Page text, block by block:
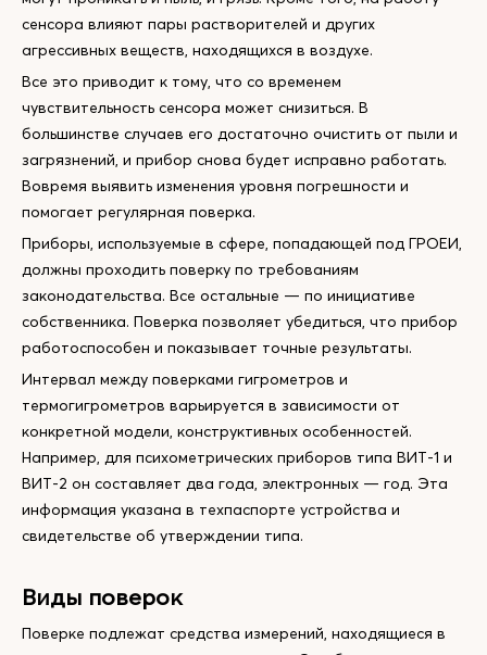
сенсора влияют пары растворителей и других
агрессивных веществ, находящихся в воздухе.
Все это приводит к тому, что со временем
чувствительность сенсора может снизиться. В
большинстве случаев его достаточно очистить от пыли и
загрязнений, и прибор снова будет исправно работать.
Вовремя выявить изменения уровня погрешности и
помогает регулярная поверка.
Приборы, используемые в сфере, попадающей под ГРОЕИ,
должны проходить поверку по требованиям
законодательства. Все остальные — по инициативе
собственника. Поверка позволяет убедиться, что прибор
работоспособен и показывает точные результаты.
Интервал между поверками гигрометров и
термогигрометров варьируется в зависимости от
конкретной модели, конструктивных особенностей.
Например, для психометрических приборов типа ВИТ-1 и
ВИТ-2 он составляет два года, электронных — год. Эта
информация указана в техпаспорте устройства и
свидетельстве об утверждении типа.
Виды поверок
Поверке подлежат средства измерений, находящиеся в